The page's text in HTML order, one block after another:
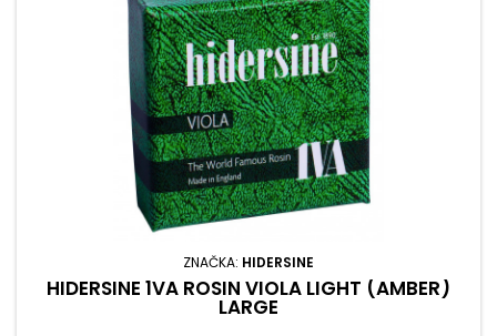
ZNAČKA: HIDERSINE
HIDERSINE 1VA ROSIN VIOLA LIGHT (AMBER)
LARGE